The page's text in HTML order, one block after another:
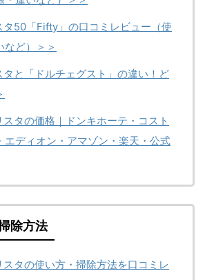
タ50「Fifty」の口コミレビュー（使
など）＞＞
タと「ドルチェグスト」の違い！ど
スタの価格｜ドンキホーテ・コスト
エディオン・アマゾン・楽天・公式
除方法
スタの使い方・掃除方法を口コミレ